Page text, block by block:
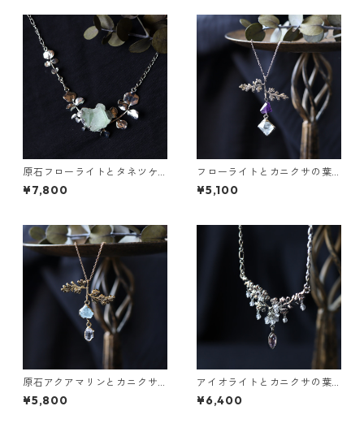
原石フローライトとタネツケ
バナのネックレス
¥7,800
フローライトとカニクサの葉
ネックレス
¥5,100
原石アクアマリンとカニクサ
の葉ネックレス
¥5,800
アイオライトとカニクサの葉
の雫ネックレス
¥6,400